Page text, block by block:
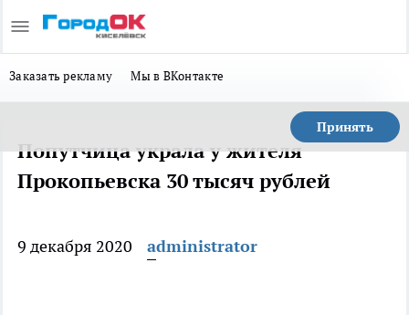
Заказать рекламу Мы в ВКонтакте
Принять
Попутчица украла у жителя
Прокопьевска 30 тысяч рублей
9 декабря 2020 administrator